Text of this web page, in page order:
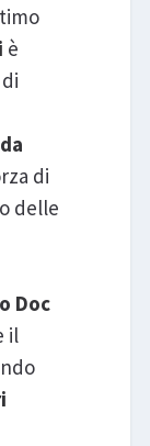
è
di
delle
Doc
il